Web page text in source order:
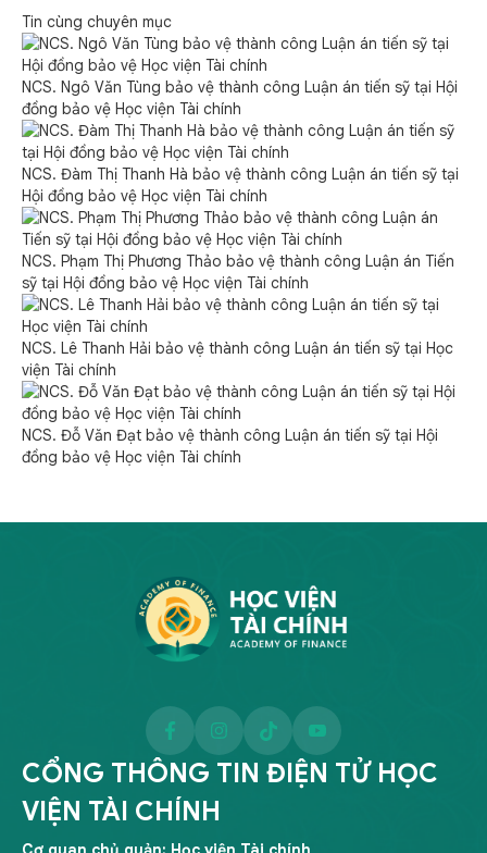
Tin cùng chuyên mục
NCS. Ngô Văn Tùng bảo vệ thành công Luận án tiến sỹ tại Hội
đồng bảo vệ Học viện Tài chính
NCS. Đàm Thị Thanh Hà bảo vệ thành công Luận án tiến sỹ tại
Hội đồng bảo vệ Học viện Tài chính
NCS. Phạm Thị Phương Thảo bảo vệ thành công Luận án Tiến
sỹ tại Hội đồng bảo vệ Học viện Tài chính
NCS. Lê Thanh Hải bảo vệ thành công Luận án tiến sỹ tại Học
viện Tài chính
NCS. Đỗ Văn Đạt bảo vệ thành công Luận án tiến sỹ tại Hội
đồng bảo vệ Học viện Tài chính
CỔNG THÔNG TIN ĐIỆN TỬ HỌC
VIỆN TÀI CHÍNH